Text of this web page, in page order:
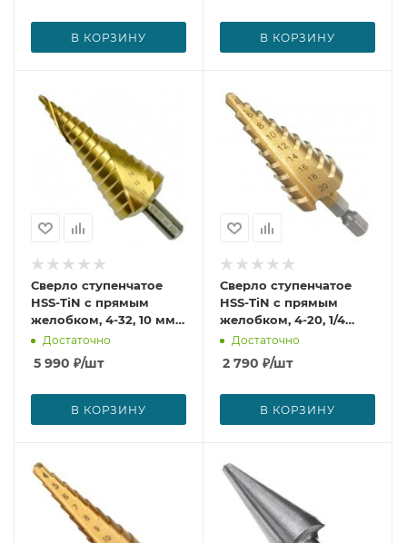
В КОРЗИНУ В КОРЗИНУ
Сверло ступенчатое
HSS-TiN с прямым
желобком, 4-32, 10 мм
Makita D-40135
Достаточно
5 990 ₽/шт
В КОРЗИНУ
Сверло ступенчатое
HSS-TiN с прямым
желобком, 4-20, 1/4
Makita D-40129
Достаточно
2 790 ₽/шт
В КОРЗИНУ